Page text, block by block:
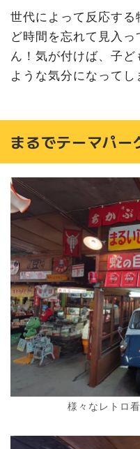
世代によって反応する
ど時間を忘れて見入
ん！気が付けば、子
ような気分になってし
まるでテーマパー
様々なレトロ